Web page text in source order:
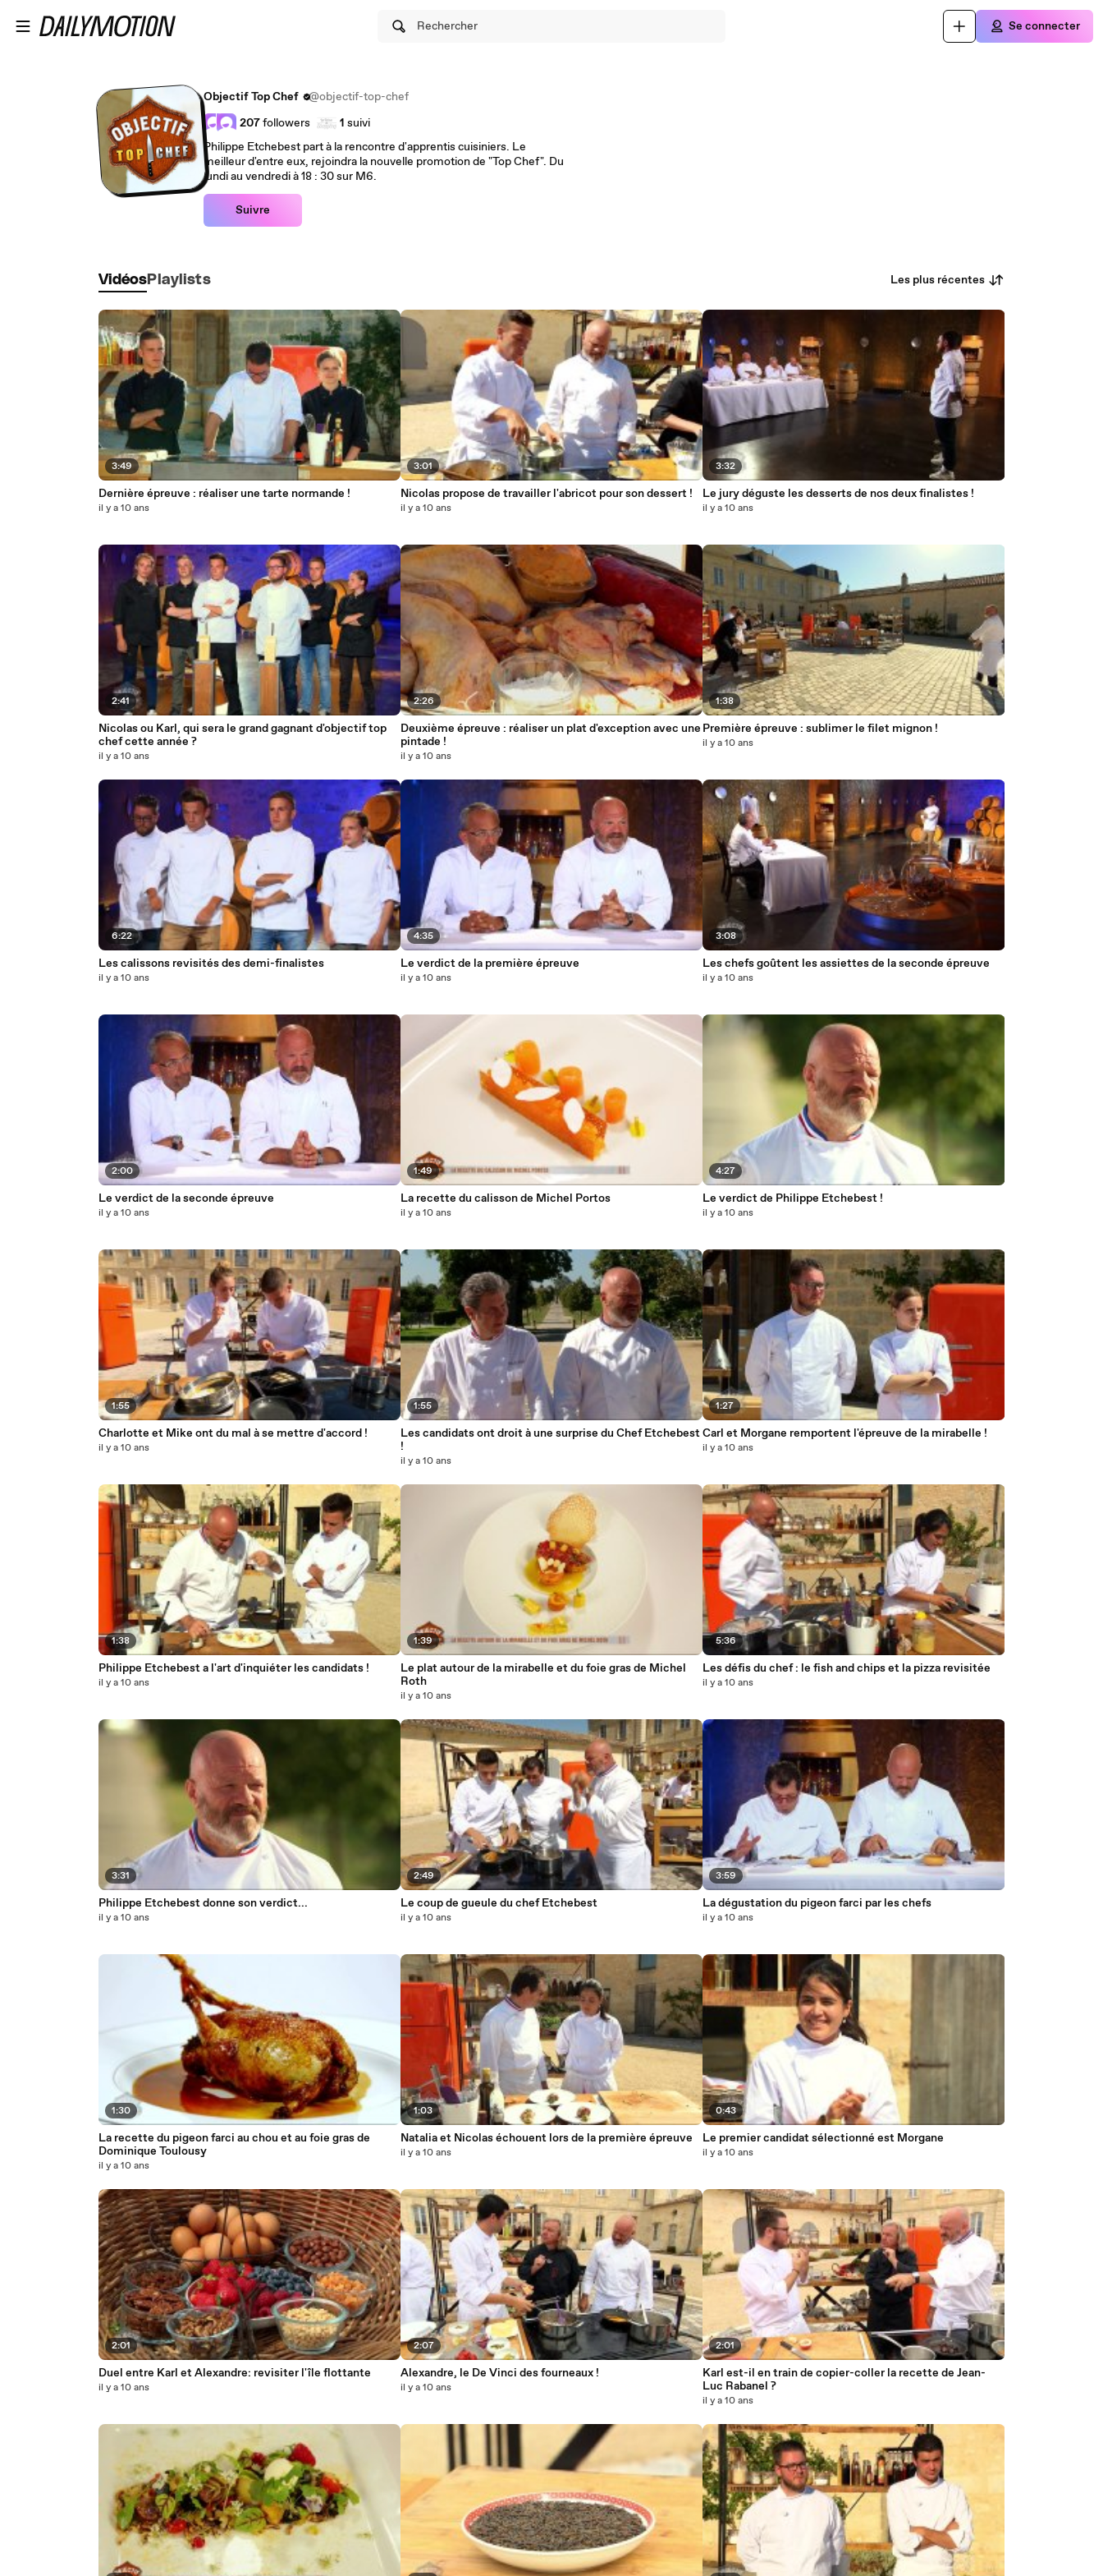
Rechercher Se connecter
Objectif Top Chef
@objectif-top-chef
207followers 1 suivi
Philippe Etchebest part à la rencontre d'apprentis cuisiniers. Le
meilleur d'entre eux, rejoindra la nouvelle promotion de "Top Chef". Du
lundi au vendredi à 18 : 30 sur M6.
Suivre
Vidéos Playlists Les plus récentes
3:49
Dernière épreuve : réaliser une tarte normande !
il y a 10 ans
2:41
Nicolas ou Karl, qui sera le grand gagnant d'objectif top
chef cette année ?
il y a 10 ans
6:22
Les calissons revisités des demi-finalistes
il y a 10 ans
2:00
Le verdict de la seconde épreuve
il y a 10 ans
1:55
Charlotte et Mike ont du mal à se mettre d'accord !
il y a 10 ans
1:38
Philippe Etchebest a l'art d'inquiéter les candidats !
il y a 10 ans
3:31
Philippe Etchebest donne son verdict...
il y a 10 ans
1:30
La recette du pigeon farci au chou et au foie gras de
Dominique Toulousy
il y a 10 ans
2:01
Duel entre Karl et Alexandre: revisiter l'île flottante
il y a 10 ans
3:01
Nicolas propose de travailler l'abricot pour son dessert !
il y a 10 ans
2:26
Deuxième épreuve : réaliser un plat d'exception avec une
pintade !
il y a 10 ans
4:35
Le verdict de la première épreuve
il y a 10 ans
1:49
La recette du calisson de Michel Portos
il y a 10 ans
1:55
Les candidats ont droit à une surprise du Chef Etchebest
!
il y a 10 ans
1:39
Le plat autour de la mirabelle et du foie gras de Michel
Roth
il y a 10 ans
2:49
Le coup de gueule du chef Etchebest
il y a 10 ans
1:03
Natalia et Nicolas échouent lors de la première épreuve
il y a 10 ans
2:07
Alexandre, le De Vinci des fourneaux !
il y a 10 ans
3:32
Le jury déguste les desserts de nos deux finalistes !
il y a 10 ans
1:38
Première épreuve : sublimer le filet mignon !
il y a 10 ans
3:08
Les chefs goûtent les assiettes de la seconde épreuve
il y a 10 ans
4:27
Le verdict de Philippe Etchebest !
il y a 10 ans
1:27
Carl et Morgane remportent l'épreuve de la mirabelle !
il y a 10 ans
5:36
Les défis du chef : le fish and chips et la pizza revisitée
il y a 10 ans
3:59
La dégustation du pigeon farci par les chefs
il y a 10 ans
0:43
Le premier candidat sélectionné est Morgane
il y a 10 ans
2:01
Karl est-il en train de copier-coller la recette de Jean-
Luc Rabanel ?
il y a 10 ans